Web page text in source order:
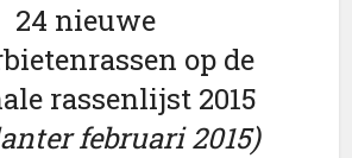
24 nieuwe
op de
rassenlijst 2015
februari 2015)